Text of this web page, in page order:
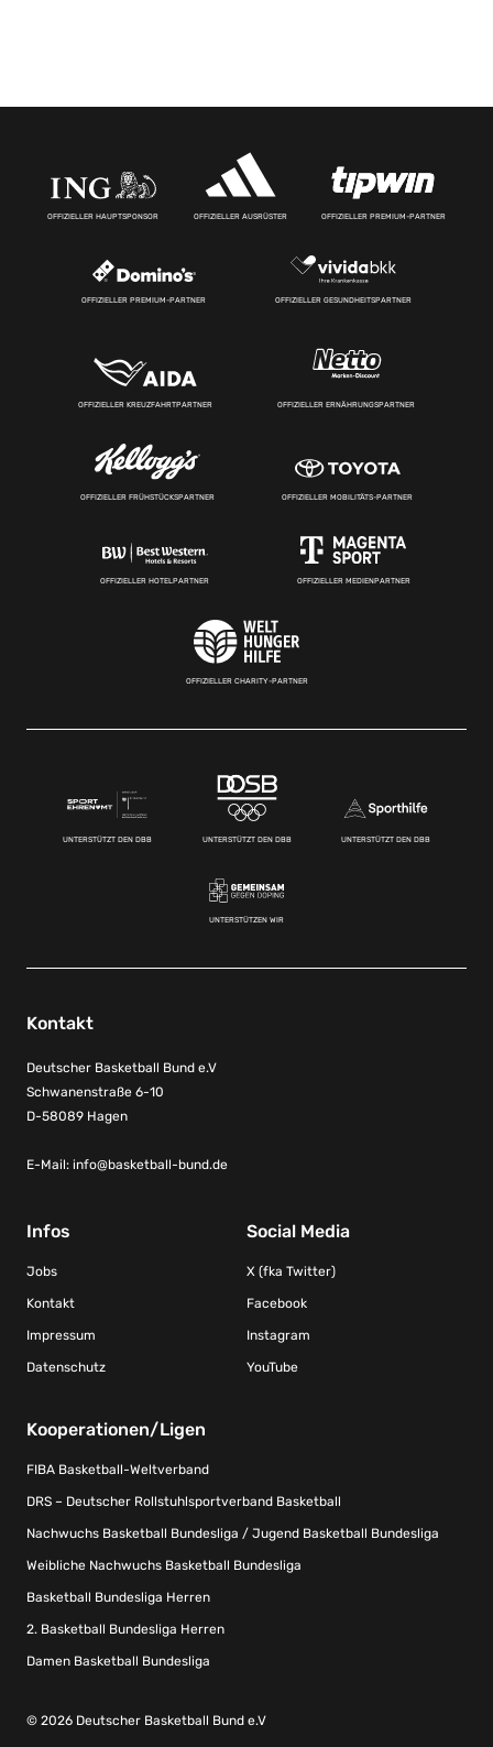
OFFIZIELLER HAUPTSPONSOR OFFIZIELLER AUSRÜSTER OFFIZIELLER PREMIUM-PARTNER
OFFIZIELLER PREMIUM-PARTNER OFFIZIELLER GESUNDHEITSPARTNER
OFFIZIELLER KREUZFAHRTPARTNER OFFIZIELLER ERNÄHRUNGSPARTNER
OFFIZIELLER FRÜHSTÜCKSPARTNER OFFIZIELLER MOBILITÄTS-PARTNER
OFFIZIELLER HOTELPARTNER OFFIZIELLER MEDIENPARTNER
OFFIZIELLER CHARITY-PARTNER
UNTERSTÜTZT DEN DBB UNTERSTÜTZT DEN DBB UNTERSTÜTZT DEN DBB
UNTERSTÜTZEN WIR
Kontakt
Deutscher Basketball Bund e.V
Schwanenstraße 6-10
D-58089 Hagen
E-Mail: info@basketball-bund.de
Infos
Jobs
Kontakt
Impressum
Datenschutz
Social Media
X (fka Twitter)
Facebook
Instagram
YouTube
Kooperationen/Ligen
FIBA Basketball-Weltverband
DRS – Deutscher Rollstuhlsportverband Basketball
Nachwuchs Basketball Bundesliga / Jugend Basketball Bundesliga
Weibliche Nachwuchs Basketball Bundesliga
Basketball Bundesliga Herren
2. Basketball Bundesliga Herren
Damen Basketball Bundesliga
© 2026 Deutscher Basketball Bund e.V